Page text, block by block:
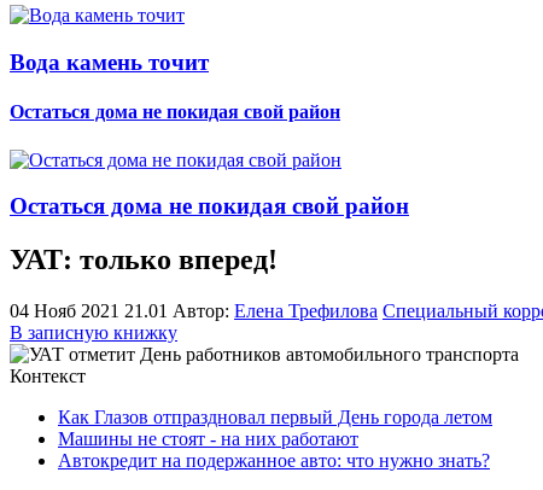
Вода камень точит
Остаться дома не покидая свой район
Остаться дома не покидая свой район
УАТ: только вперед!
04 Нояб 2021 21.01 Автор: Елена Трефилова Специальный
В записную книжку
Контекст
Как Глазов отпраздновал первый День города летом
Машины не стоят - на них работают
Автокредит на подержанное авто: что нужно знать?